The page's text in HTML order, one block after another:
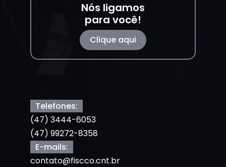
Nós ligamos
para você!
Clique aqui
Telefones:
(47) 3444-6053
(47) 99272-8358
E-mails:
contato@fiscco.cnt.br